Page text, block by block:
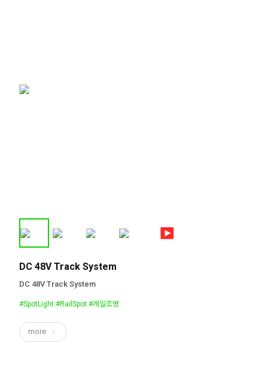
DC 48V Track System
DC 48V Track System
#SpotLight #RailSpot #레일조명
more